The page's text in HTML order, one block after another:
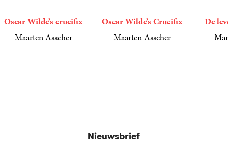
Oscar Wilde’s crucifix
Maarten Asscher
Oscar Wilde’s Crucifix
Maarten Asscher
De
Nieuwsbrief